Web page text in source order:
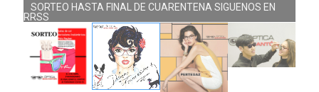
SORTEO HASTA FINAL DE CUARENTENA SIGUENOS EN
RRSS